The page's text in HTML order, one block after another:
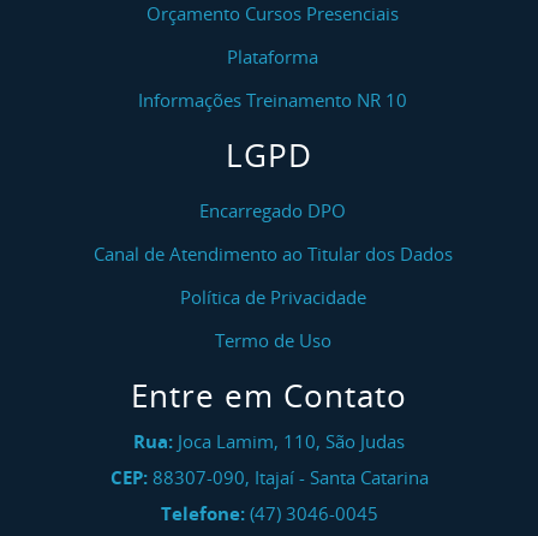
Orçamento Cursos Presenciais
Plataforma
Informações Treinamento NR 10
LGPD
Encarregado DPO
Canal de Atendimento ao Titular dos Dados
Política de Privacidade
Termo de Uso
Entre em Contato
Rua: Joca Lamim, 110, São Judas
CEP: 88307-090, Itajaí- Santa Catarina
Telefone: (47) 3046-0045